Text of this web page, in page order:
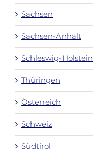
Sachsen
Sachsen-Anhalt
Schleswig-Holstein
Thüringen
Österreich
Schweiz
Südtirol